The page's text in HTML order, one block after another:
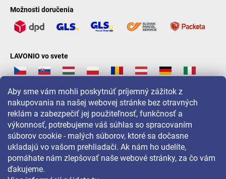
Aby sme vám mohli poskytnúť príjemný zážitok z
nakupovania na našej webovej stránke bez otravných
reklám a zabezpečiť jej použiteľnosť, funkčnosť a
výkonnosť, potrebujeme váš súhlas so spracovaním
súborov cookie - malých súborov, ktoré sa dočasne
ukladajú vo vašom prehliadači. Ak nám ho udelíte,
pomáhate nám zlepšovať naše webové stránky, za čo vám
ďakujeme.
Možnosti doručenia
LAVONIO vo svete
Pre akcie, súťaže a zľavy nás sledujte na: